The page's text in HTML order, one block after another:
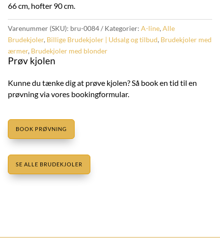
66 cm, hofter 90 cm.
Varenummer (SKU): bru-0084 Kategorier: A-line, Alle
Brudekjoler, Billige Brudekjoler | Udsalg og tilbud, Brudekjoler med
ærmer, Brudekjoler med blonder
Prøv kjolen
Kunne du tænke dig at prøve kjolen? Så book en tid til en
prøvning via vores bookingformular.
BOOK PRØVNING
SE ALLE BRUDEKJOLER